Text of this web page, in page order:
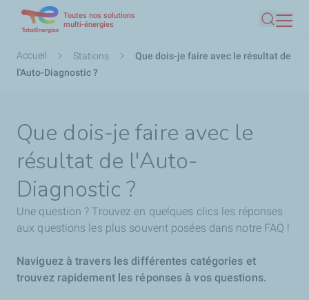
contenu
Toutes nos solutions
multi-énergies
Fil
d'Ariane
Accueil Stations
Que dois-je faire avec le résultat de
l'Auto-Diagnostic ?
Que dois-je faire avec le
résultat de l'Auto-
Diagnostic ?
Une question ? Trouvez en quelques clics les réponses
aux questions les plus souvent posées dans notre FAQ !
Naviguez à travers les différentes catégories et
trouvez rapidement les réponses à vos questions.